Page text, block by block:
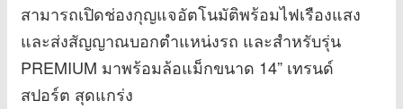
สามารถเปิดช่องกุญแจอัตโนมัติพร้อมไฟเรืองแสง
และส่งสัญญาณบอกตำแหน่งรถ และสำหรับรุ่น
PREMIUM มาพร้อมล้อแม็กขนาด 14” เทรนด์
สปอร์ต สุดแกร่ง